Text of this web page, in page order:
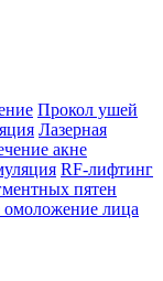
Прокол ушей
Лазерная
акне
RF-лифтинг
пятен
омоложение лица